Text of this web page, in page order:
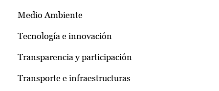
Medio Ambiente
Tecnología e innovación
Transparencia y participación
Transporte e infraestructuras